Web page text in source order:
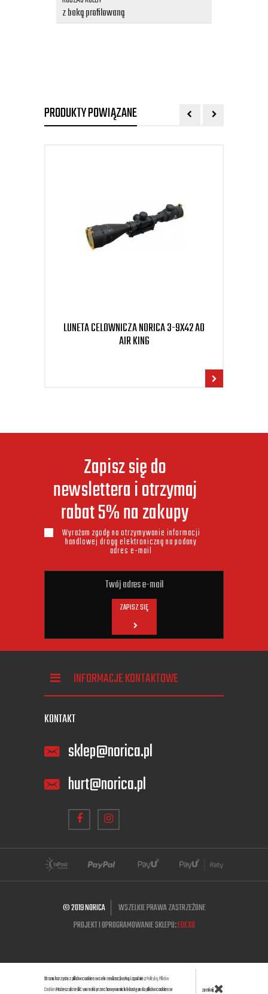
z baką profilowaną
PRODUKTY POWIĄZANE
LUNETA CELOWNICZA NORICA 3-9X42 AO
AIR KING
Zapisz się do
newslettera i otrzymaj
rabat 5% na zakupy
Wyrażam zgodę na otrzymywanie informacji
handlowej drogą elektroniczną na podany
adres e-mail
ZAPISZ SIĘ
INFORMACJE KONTAKTOWE
KONTAKT
sklep@norica.pl
hurt@norica.pl
© 2019 NORICA
WSZELKIE PRAWA ZASTRZEŻONE
PROJEKT I OPROGRAMOWANIE SKLEPU:EBEXO
Strona korzysta z plików cookies w celu realizacji usług i zgodnie zPolityką Plików
CookiesMożesz określić warunki przechowywania lub dostępu do plików cookies w zamknij